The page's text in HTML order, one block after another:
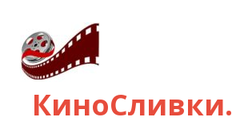
КиноСливки.